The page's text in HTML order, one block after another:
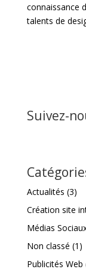
connaissance
talents de
Suivez-
Actualités (3)
Création site
Médias
Non classé (1)
Publicités Web